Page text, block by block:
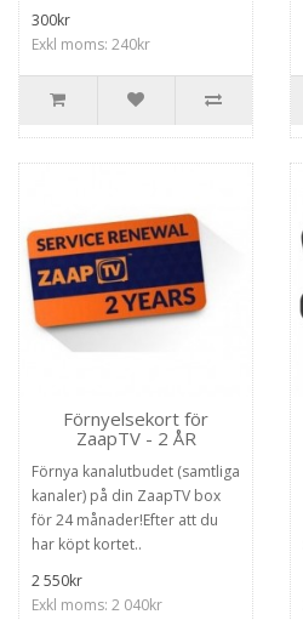
300kr
Exkl moms: 240kr
Förnyelsekort för
ZaapTV - 2 ÅR
Förnya kanalutbudet (samtliga
kanaler) på din ZaapTV box
för 24 månader!Efter att du
har köpt kortet..
2 550kr
Exkl moms: 2 040kr